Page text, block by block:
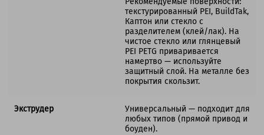
текстурированный PEI, BuildTak,
Каптон или стекло с
разделителем (клей/лак). На
чистое стекло или глянцевый
PEI PETG приваривается
намертво — используйте
защитный слой. На металле без
покрытия скользит.
Экструдер
Универсальный — подходит для
любых типов (прямой привод и
боуден).